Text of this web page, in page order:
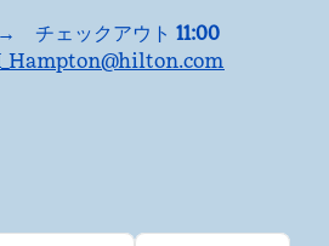
→ チェックアウト 11:00